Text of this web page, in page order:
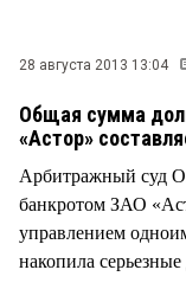
28 августа 2013 13:04
Общая сумма
«Астор»
Арбитражный суд
банкротом ЗАО
управлением
накопила